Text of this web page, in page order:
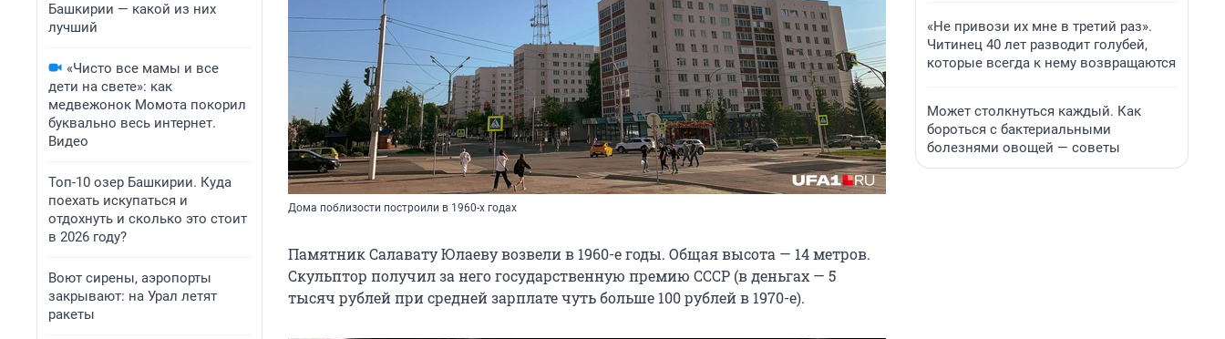
Башкирии — какой из них
лучший
«Чисто все мамы и все
дети на свете»: как
медвежонок Момота покорил
буквально весь интернет.
Видео
Топ-10 озер Башкирии. Куда
поехать искупаться и
отдохнуть и сколько это стоит
в 2026 году?
Воют сирены, аэропорты
закрывают: на Урал летят
ракеты
Дома поблизости построили в 1960-х годах
Памятник Салавату Юлаеву возвели в 1960-е годы. Общая высота — 14 метров.
Скульптор получил за него государственную премию СССР (в деньгах — 5
тысяч рублей при средней зарплате чуть больше 100 рублей в 1970-е).
«Не привози их мне в третий раз».
Читинец 40 лет разводит голубей,
которые всегда к нему возвращаются
Может столкнуться каждый. Как
бороться с бактериальными
болезнями овощей — советы